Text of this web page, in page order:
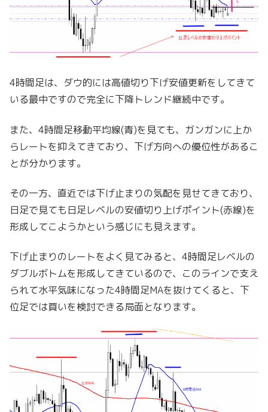
4時間足は、ダウ的には高値切り下げ安値更新をしてきて
いる最中ですので完全に下降トレンド継続中です。
また、4時間足移動平均線(青)を見ても、ガンガンに上か
らレートを抑えてきており、下げ方向への優位性があるこ
とが分かります。
その一方、直近では下げ止まりの気配を見せてきており、
日足で見ても日足レベルの安値切り上げポイント(赤線)を
形成してこようかという感じにも見えます。
下げ止まりのレートをよく見てみると、4時間足レベルの
ダブルボトムを形成してきているので、このラインで支え
られて水平気味になった4時間足MAを抜けてくると、下
位足では買いを検討できる局面となります。